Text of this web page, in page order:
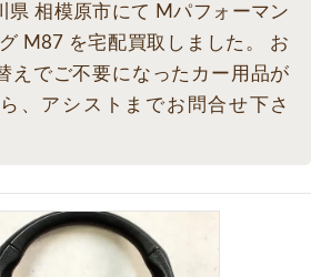
県 相模原市にて Mパフォーマン
M87 を宅配買取しました。 お
えでご不要になったカー用品が
、アシストまでお問合せ下さ